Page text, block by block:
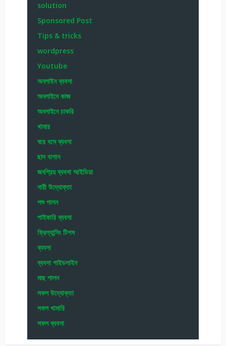
solution
Sponsored Post
Tips & tricks
wordpress
Youtube
অনলাইন ব্যবসা
অনলাইনে কাজ
অনলাইনে চাকরি
খামার
ঘরে বসে ব্যবসা
ছাদ বাগান
জনপ্রিয় ব্যবসা আইডিয়া
নারী উদ্যোক্তা
পশু পালন
পাইকারি ব্যবসা
ফ্রিল্যান্সিং টিপস
ব্যবসা
ব্যবসা গাইডলাইন
মাছ পালন
সফল উদ্যোক্তা
সফল খামারি
সফল ব্যবসা